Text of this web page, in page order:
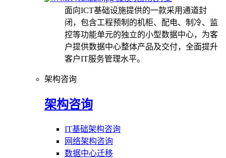
面向ICT基础设施提供的一款采用通道封
闭，包含工程预制的机柜、配电、制冷、监
控等功能单元的独立的小型数据中心，为客
户提供数据中心整体产品及交付，全面提升
客户IT服务管理水平。
架构咨询
架构咨询
IT基础架构咨询
网络架构咨询
数据中心迁移